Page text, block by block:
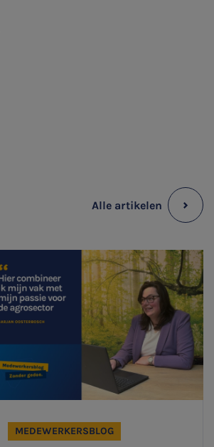
Alle artikelen
MEDEWERKERSBLOG